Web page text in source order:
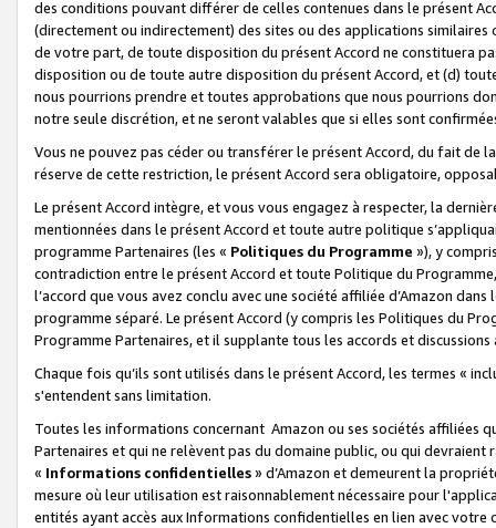
des conditions pouvant différer de celles contenues dans le présent
(directement ou indirectement) des sites ou des applications
de votre part, de toute disposition du présent Accord ne constituera
disposition ou de toute autre disposition du présent Accord, et (d)
nous pourrions prendre et toutes approbations que nous pourrions
notre seule discrétion, et ne seront valables que si elles sont
Vous ne pouvez pas céder ou transférer le présent Accord, du fait de
réserve de cette restriction, le présent Accord sera obligatoire,
Le présent Accord intègre, et vous vous engagez à respecter, la
mentionnées dans le présent Accord et toute autre politique
programme Partenaires (les « Politiques du Programme »), y
contradiction entre le présent Accord et toute Politique du
l’accord que vous avez conclu avec une société affiliée d’Amazon
programme séparé. Le présent Accord (y compris les Politiques du
Programme Partenaires, et il supplante tous les accords et discussions
Chaque fois qu’ils sont utilisés dans le présent Accord, les termes «
s'entendent sans limitation.
Toutes les informations concernant Amazon ou ses sociétés affiliées
Partenaires et qui ne relèvent pas du domaine public, ou qui
« Informations confidentielles» d’Amazon et demeurent la
mesure où leur utilisation est raisonnablement nécessaire pour
entités ayant accès aux Informations confidentielles en lien avec